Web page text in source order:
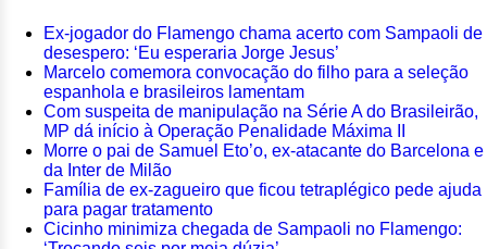
Ex-jogador do Flamengo chama acerto com Sampaoli de
desespero: ‘Eu esperaria Jorge Jesus’
Marcelo comemora convocação do filho para a seleção
espanhola e brasileiros lamentam
Com suspeita de manipulação na Série A do Brasileirão,
MP dá início à Operação Penalidade Máxima II
Morre o pai de Samuel Eto’o, ex-atacante do Barcelona e
da Inter de Milão
Família de ex-zagueiro que ficou tetraplégico pede ajuda
para pagar tratamento
Cicinho minimiza chegada de Sampaoli no Flamengo: